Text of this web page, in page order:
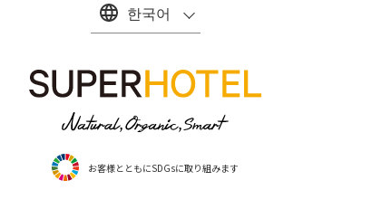
한국어
お客様とともにSDGsに取り組みます